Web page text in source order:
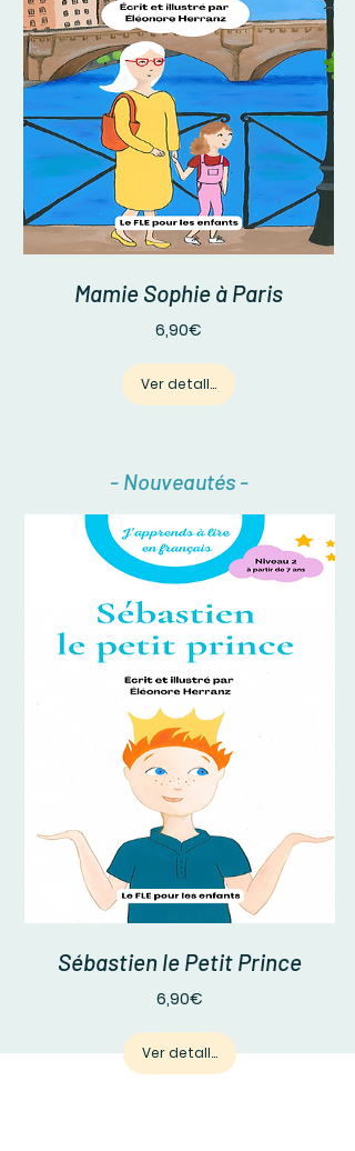
Mamie Sophie à Paris
6,90€
Ver detalles
- Nouveautés -
Sébastien le Petit Prince
6,90€
Ver detalles